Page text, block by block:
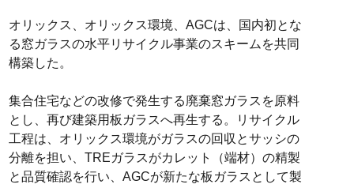
オリックス、オリックス環境、AGCは、国内初とな
る窓ガラスの水平リサイクル事業のスキームを共同
構築した。
集合住宅などの改修で発生する廃棄窓ガラスを原料
とし、再び建築用板ガラスへ再生する。リサイクル
工程は、オリックス環境がガラスの回収とサッシの
分離を担い、TREガラスがカレット（端材）の精製
と品質確認を行い、AGCが新たな板ガラスとして製